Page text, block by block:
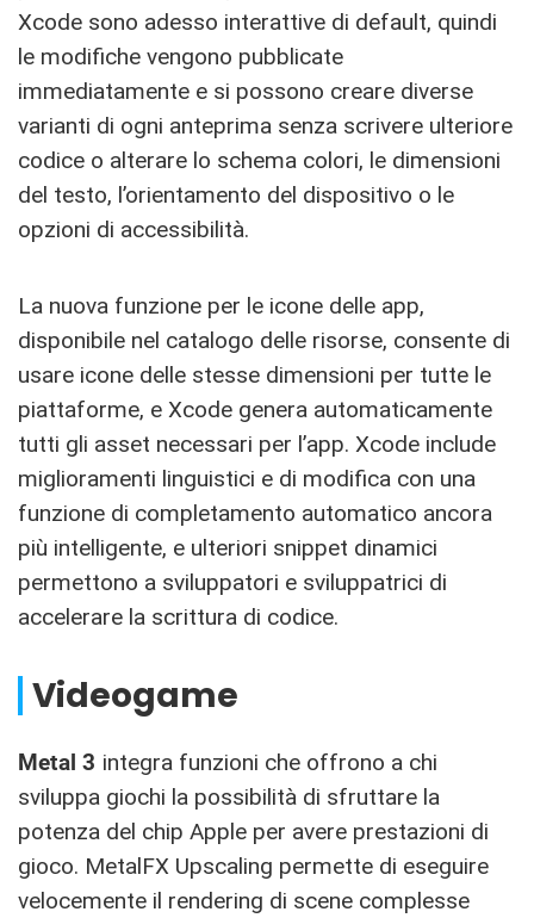
Xcode sono adesso interattive di default, quindi
le modifiche vengono pubblicate
immediatamente e si possono creare diverse
varianti di ogni anteprima senza scrivere ulteriore
codice o alterare lo schema colori, le dimensioni
del testo, l’orientamento del dispositivo o le
opzioni di accessibilità.
La nuova funzione per le icone delle app,
disponibile nel catalogo delle risorse, consente di
usare icone delle stesse dimensioni per tutte le
piattaforme, e Xcode genera automaticamente
tutti gli asset necessari per l’app. Xcode include
miglioramenti linguistici e di modifica con una
funzione di completamento automatico ancora
più intelligente, e ulteriori snippet dinamici
permettono a sviluppatori e sviluppatrici di
accelerare la scrittura di codice.
Videogame
Metal 3 integra funzioni che offrono a chi
sviluppa giochi la possibilità di sfruttare la
potenza del chip Apple per avere prestazioni di
gioco. MetalFX Upscaling permette di eseguire
velocemente il rendering di scene complesse